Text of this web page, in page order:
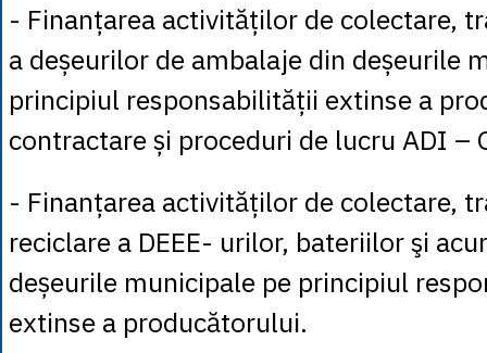
- Finanțarea activităților de colectare,
a deșeurilor de ambalaje din deșeurile
principiul responsabilității extinse a
contractare și proceduri de lucru ADI –
- Finanțarea activităților de colectare,
reciclare a DEEE- urilor, bateriilor şi
deșeurile municipale pe principiul
extinse a producătorului.